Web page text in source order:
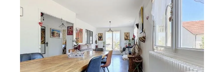
VITTEL 88
89 m2 , 5 pièces
Ref : 5684
Maison à vendre
285 000 €